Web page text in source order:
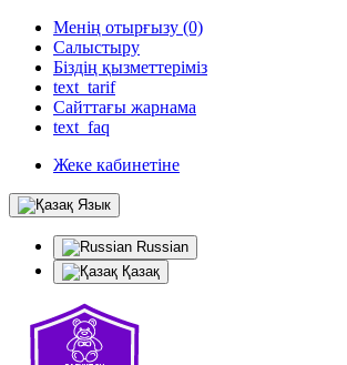
Менің отырғызу (0)
Салыстыру
Біздің қызметтеріміз
text_tarif
Сайттағы жарнама
text_faq
Жеке кабинетіне
Язык
Russian
Қазақ